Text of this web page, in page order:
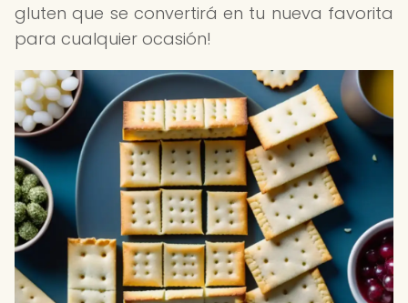
gluten que se convertirá en tu nueva favorita
para cualquier ocasión!